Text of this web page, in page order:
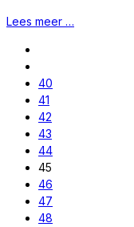
Lees meer …
40
41
42
43
44
45
46
47
48